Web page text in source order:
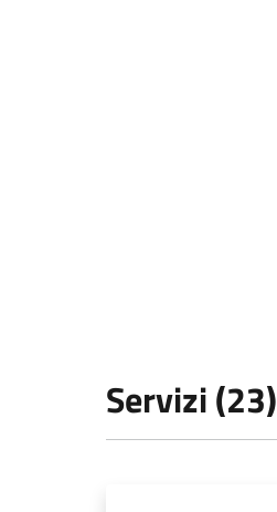
Servizi (23)